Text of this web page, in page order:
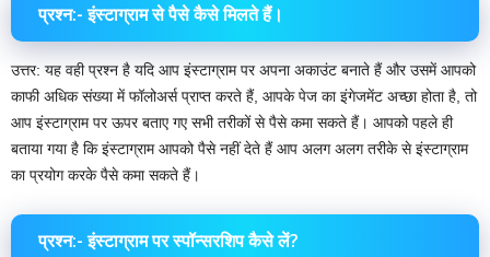
प्रश्न:- इंस्टाग्राम से पैसे कैसे मिलते हैं।
उत्तर: यह वही प्रश्न है यदि आप इंस्टाग्राम पर अपना अकाउंट बनाते हैं और उसमें आपको
काफी अधिक संख्या में फॉलोअर्स प्राप्त करते हैं, आपके पेज का इंगेजमेंट अच्छा होता है, तो
आप इंस्टाग्राम पर ऊपर बताए गए सभी तरीकों से पैसे कमा सकते हैं। आपको पहले ही
बताया गया है कि इंस्टाग्राम आपको पैसे नहीं देते हैं आप अलग अलग तरीके से इंस्टाग्राम
का प्रयोग करके पैसे कमा सकते हैं।
प्रश्न:- इंस्टाग्राम पर स्पॉन्सरशिप कैसे लें?